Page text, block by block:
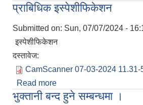
आह्वान गरिएको सूचना(दोस्रो
प्राबिधिक इस्पेशीफिकेशन
Submitted on: Sun, 07/07/2024 -
इस्पेशीफिकेशन
दस्तावेज:
CamScanner 07-03-2024 11.31-
Read more
भुक्तानी बन्द हुने सम्बन्धमा ।